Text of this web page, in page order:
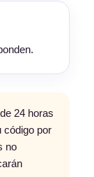
24 horas
código por
no